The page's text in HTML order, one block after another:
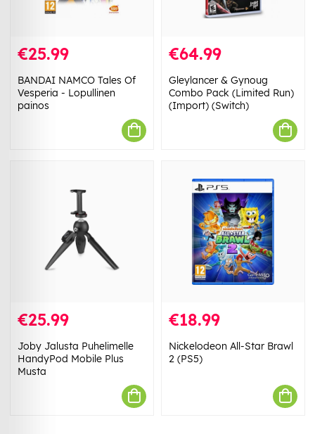
€25.99
BANDAI NAMCO Tales Of
Vesperia - Lopullinen
painos
€64.99
Gleylancer & Gynoug
Combo Pack (Limited Run)
(Import) (Switch)
€25.99
Joby Jalusta Puhelimelle
HandyPod Mobile Plus
Musta
€18.99
Nickelodeon All-Star Brawl
2 (PS5)